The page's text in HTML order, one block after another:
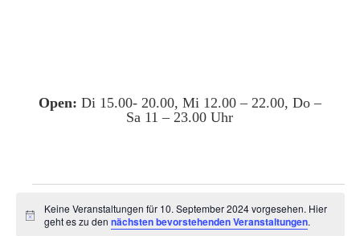
Open: Di 15.00- 20.00, Mi 12.00 – 22.00, Do –
Sa 11 – 23.00 Uhr
für
Hinweis
Keine Veranstaltungen für 10. September 2024 vorgesehen. Hier
geht es zu dennächsten bevorstehenden Veranstaltungen.